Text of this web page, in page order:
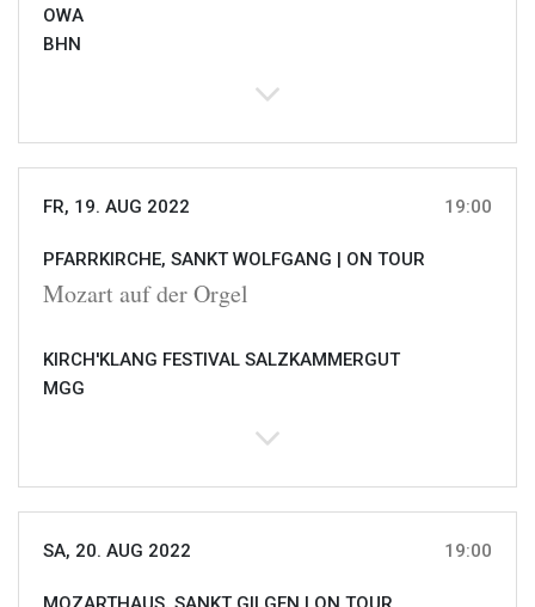
OWA
BHN
FR, 19. AUG 2022 19:00
PFARRKIRCHE, SANKT WOLFGANG | ON TOUR
Mozart auf der Orgel
KIRCH'KLANG FESTIVAL SALZKAMMERGUT
MGG
SA, 20. AUG 2022 19:00